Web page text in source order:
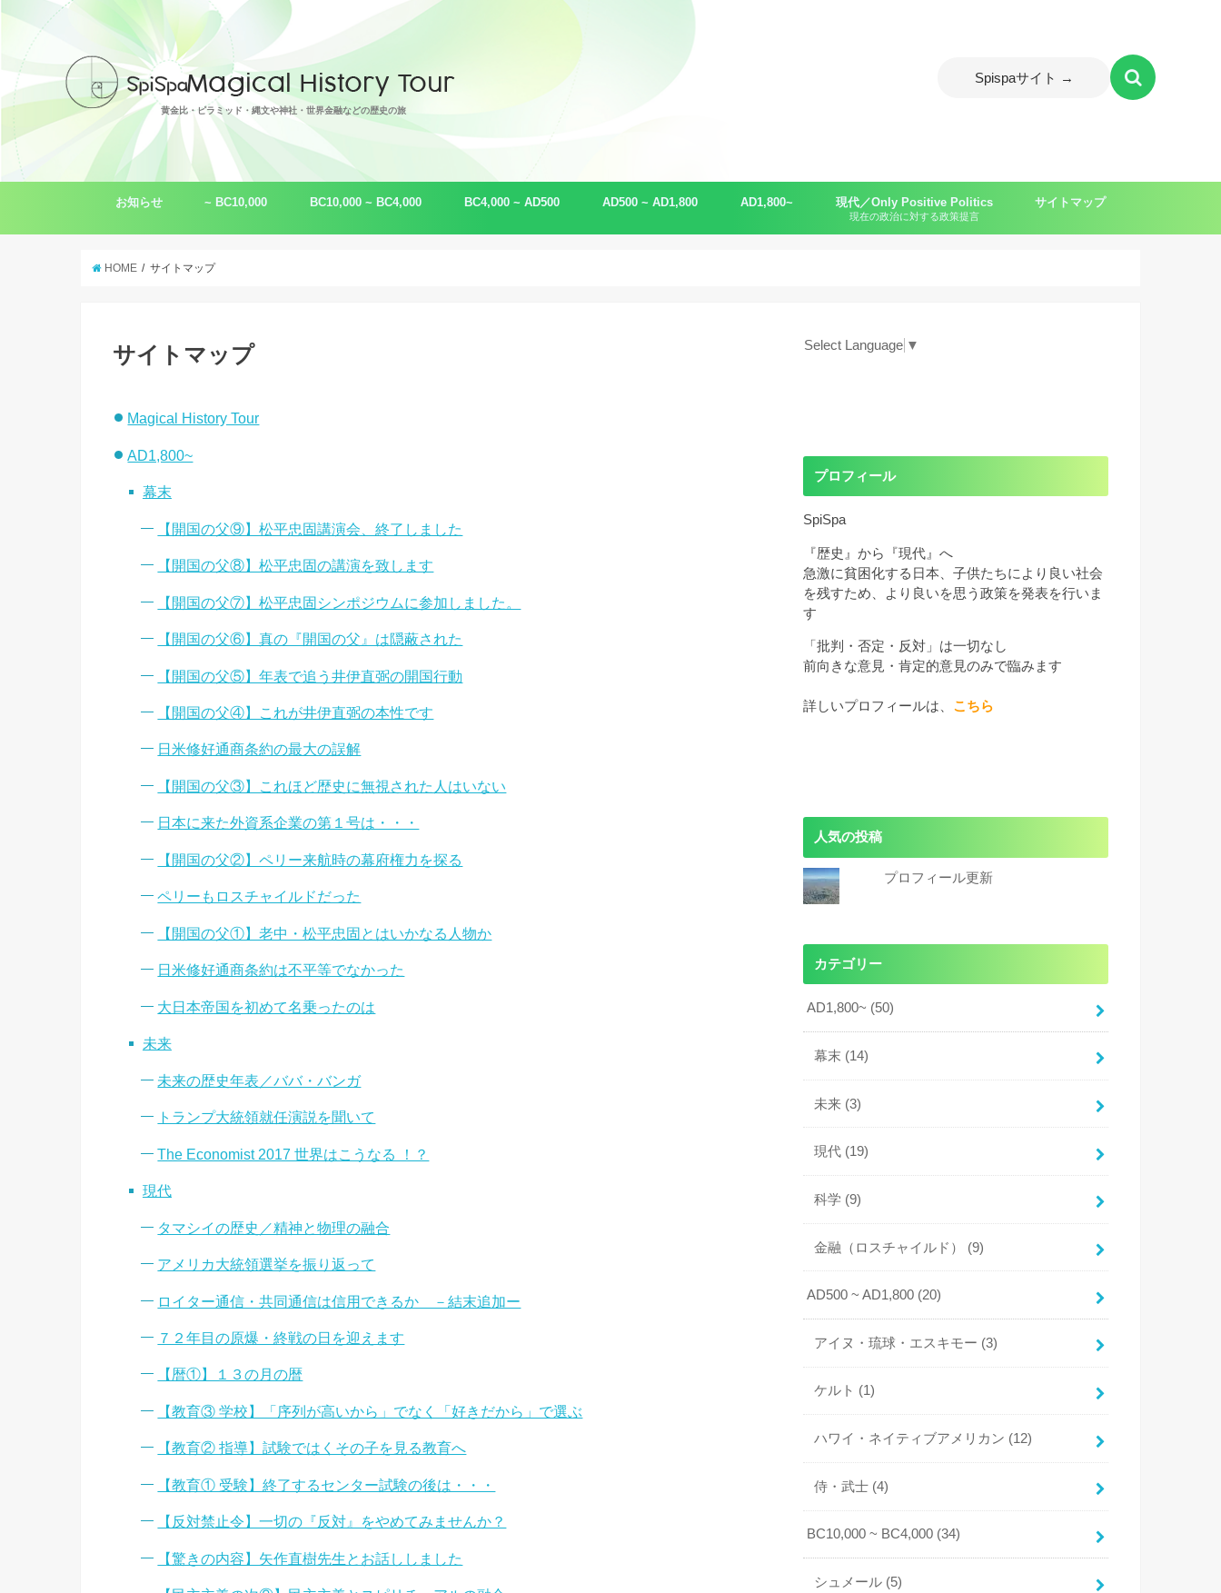
黄金比・ピラミッド・縄文や神社・世界金融などの歴史の旅
お知らせ ~ BC10,000 BC10,000 ~ BC4,000 BC4,000 ~ AD500 AD500 ~ AD1,800 AD1,800~ 現代／Only Positive Politics
現在の政治に対する政策提言
サイトマップ
Spispaサイト →
HOME サイトマップ
サイトマップ
Magical History Tour
AD1,800~
幕末
【開国の父⑨】松平忠固講演会、終了しました
【開国の父⑧】松平忠固の講演を致します
【開国の父⑦】松平忠固シンポジウムに参加しました。
【開国の父⑥】真の『開国の父』は隠蔽された
【開国の父⑤】年表で追う井伊直弼の開国行動
【開国の父④】これが井伊直弼の本性です
日米修好通商条約の最大の誤解
【開国の父③】これほど歴史に無視された人はいない
日本に来た外資系企業の第１号は・・・
【開国の父②】ペリー来航時の幕府権力を探る
ペリーもロスチャイルドだった
【開国の父①】老中・松平忠固とはいかなる人物か
日米修好通商条約は不平等でなかった
大日本帝国を初めて名乗ったのは
未来
未来の歴史年表／ババ・バンガ
トランプ大統領就任演説を聞いて
The Economist 2017 世界はこうなる ！？
現代
タマシイの歴史／精神と物理の融合
アメリカ大統領選挙を振り返って
ロイター通信・共同通信は信用できるか －結末追加ー
７２年目の原爆・終戦の日を迎えます
【暦①】１３の月の暦
【教育③ 学校】「序列が高いから」でなく「好きだから」で選ぶ
【教育② 指導】試験ではくその子を見る教育へ
【教育① 受験】終了するセンター試験の後は・・・
【反対禁止令】一切の『反対』をやめてみませんか？
【驚きの内容】矢作直樹先生とお話ししました
Select Language ▼
プロフィール
SpiSpa
『歴史』から『現代』へ
急激に貧困化する日本、子供たちにより良い社会
を残すため、より良いを思う政策を発表を行いま
す
「批判・否定・反対」は一切なし
前向きな意見・肯定的意見のみで臨みます
詳しいプロフィールは、 こちら
人気の投稿
プロフィール更新
カテゴリー
AD1,800~ (50)
幕末 (14)
未来 (3)
現代 (19)
科学 (9)
金融（ロスチャイルド） (9)
AD500 ~ AD1,800 (20)
アイヌ・琉球・エスキモー (3)
ケルト (1)
ハワイ・ネイティブアメリカン (12)
侍・武士 (4)
BC10,000 ~ BC4,000 (34)
シュメール (5)